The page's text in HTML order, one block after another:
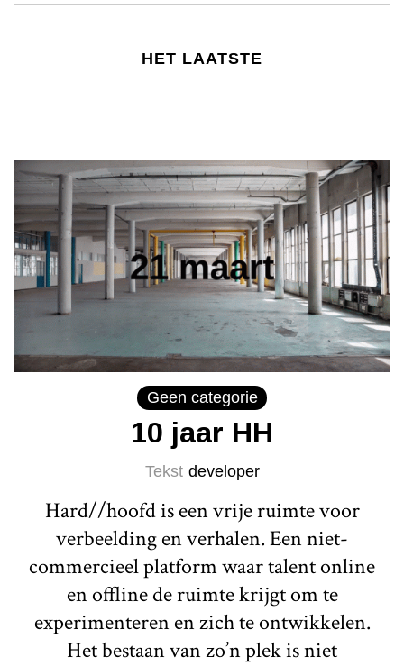
HET LAATSTE
Geen categorie
10 jaar HH
Tekst developer
Hard//hoofd is een vrije ruimte voor
verbeelding en verhalen. Een niet-
commercieel platform waar talent online
en offline de ruimte krijgt om te
experimenteren en zich te ontwikkelen.
Het bestaan van zo’n plek is niet